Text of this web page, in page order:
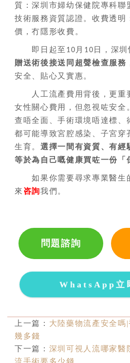
質：深圳市婦幼保健院專科聯
技術服務資質認證。收費透明
價，冇隱形收費。
即日起至 10 月 10 日，深
贈送術後接送同超聲檢查服務
安全、貼心又實惠。
人工流產費用背後，更重
女性關心費用，但忽視咗安全
查唔全面、手術環境唔達標、
都可能導致宮腔感染、子宮穿
生育。選擇一間有資質、有經
等於為自己嘅健康買咗一份「
如果你需要尋求專業醫生
來 咨詢我們。
問題諮詢
WhatsApp立
上一篇： 大陸藥物流產安全嗎
幾多錢
下一篇： 深圳可視人流哪家醫